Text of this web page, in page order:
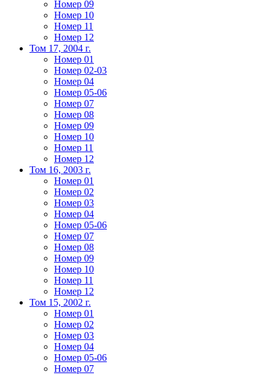
Номер 09
Номер 10
Номер 11
Номер 12
Том 17, 2004 г.
Номер 01
Номер 02-03
Номер 04
Номер 05-06
Номер 07
Номер 08
Номер 09
Номер 10
Номер 11
Номер 12
Том 16, 2003 г.
Номер 01
Номер 02
Номер 03
Номер 04
Номер 05-06
Номер 07
Номер 08
Номер 09
Номер 10
Номер 11
Номер 12
Том 15, 2002 г.
Номер 01
Номер 02
Номер 03
Номер 04
Номер 05-06
Номер 07